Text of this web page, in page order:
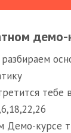
тебе
Демо-курсе